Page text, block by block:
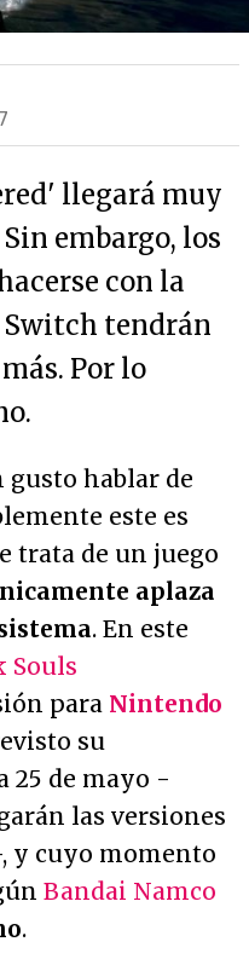
llegará muy
embargo, los
con la
tendrán
Por lo
gusto hablar de
este es
trata de un juego
aplaza
. En este
Souls
para Nintendo
su
25 de mayo -
las versiones
y cuyo momento
Bandai Namco
.